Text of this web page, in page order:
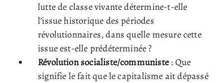
lutte de classe vivante détermine-t-elle
l’issue historique des périodes
révolutionnaires, dans quelle mesure cette
issue est-elle prédéterminée ?
Révolution socialiste/communiste: Que
signifie le fait que le capitalisme ait dépassé